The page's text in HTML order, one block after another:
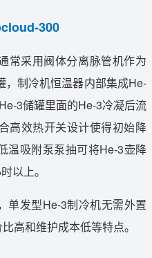
300
常采用阀体分离脉管机作为
，制冷机恒温器内部集成He-
3储罐里面的He-3冷凝后流
高效热开关设计使得初始降
温吸附泵泵抽可将He-3壶降
以上。
单发型He-3制冷机无需外置
高和维护成本低等特点。